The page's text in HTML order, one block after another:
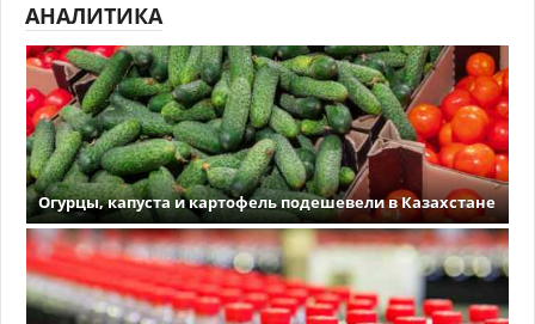
АНАЛИТИКА
Огурцы, капуста и картофель подешевели в Казахстане